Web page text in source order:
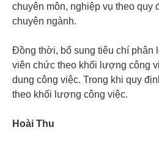
chuyên môn, nghiệp vụ theo quy
chuyên ngành.
Đồng thời, bổ sung tiêu chí phân
viên chức theo khối lượng công
dung công việc. Trong khi quy
theo khối lượng công việc.
Hoài Thu